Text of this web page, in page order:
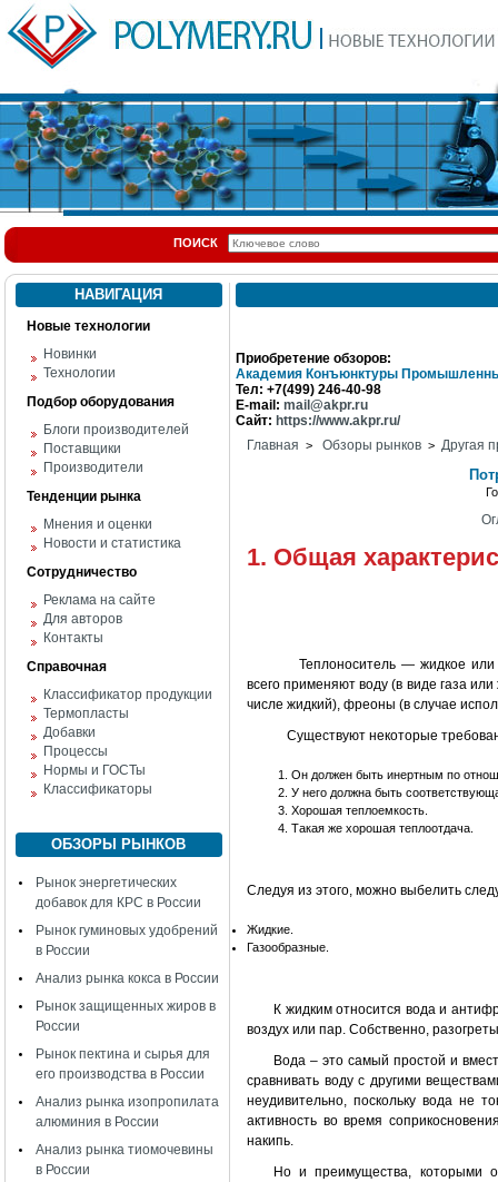
ПОИСК
НАВИГАЦИЯ
Новые технологии
Новинки
Технологии
Подбор оборудования
Блоги производителей
Поставщики
Производители
Тенденции рынка
Мнения и оценки
Новости и статистика
Сотрудничество
Реклама на сайте
Для авторов
Контакты
Справочная
Классификатор продукции
Термопласты
Добавки
Процессы
Нормы и ГОСТы
Классификаторы
ОБЗОРЫ РЫНКОВ
Рынок энергетических
добавок для КРС в России
Рынок гуминовых удобрений
в России
Анализ рынка кокса в России
Рынок защищенных жиров в
России
Рынок пектина и сырья для
его производства в России
Анализ рынка изопропилата
алюминия в России
Анализ рынка тиомочевины
в России
Приобретение обзоров:
Академия Конъюнктуры
Тел: +7(499) 246-40-98
E-mail: mail@akpr.ru
Сайт: https://www.akpr.ru/
Главная > Обзоры рынков > Другая
1. Общая
Теплоноситель — жидкое или
всего применяют воду (в виде газа
числе жидкий), фреоны (в случае
Существуют некоторые
Он должен быть инертным по
У него должна быть
Хорошая теплоемкость.
Такая же хорошая теплоотдача.
Следуя из этого, можно выбелить
Жидкие.
Газообразные.
К жидким относится вода и
воздух или пар. Собственно,
Вода – это самый простой и
сравнивать воду с другими
неудивительно, поскольку вода не
активность во время
накипь.
Но и преимущества, которыми